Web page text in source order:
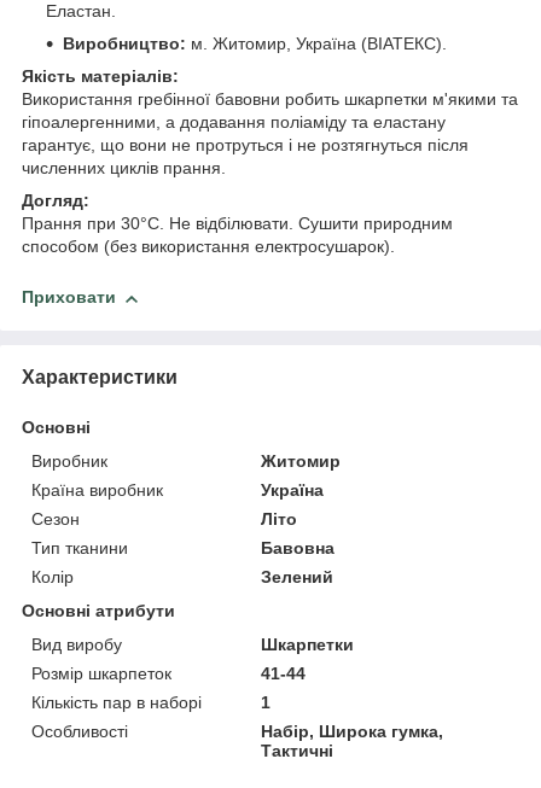
Еластан.
Виробництво: м. Житомир, Україна (ВІАТЕКС).
Якість матеріалів:
Використання гребінної бавовни робить шкарпетки м'якими та
гіпоалергенними, а додавання поліаміду та еластану
гарантує, що вони не протруться і не розтягнуться після
численних циклів прання.
Догляд:
Прання при 30°С. Не відбілювати. Сушити природним
способом (без використання електросушарок).
Приховати
Характеристики
Основні
Виробник
Житомир
Країна виробник
Україна
Сезон
Літо
Тип тканини
Бавовна
Колір
Зелений
Основні атрибути
Вид виробу
Шкарпетки
Розмір шкарпеток
41-44
Кількість пар в наборі
1
Особливості
Набір, Широка гумка,
Тактичні